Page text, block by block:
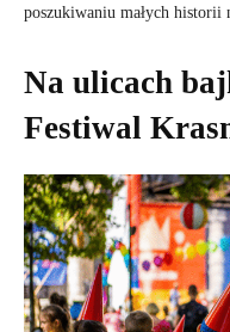
poszukiwaniu małych historii
Na ulicach
Festiwal